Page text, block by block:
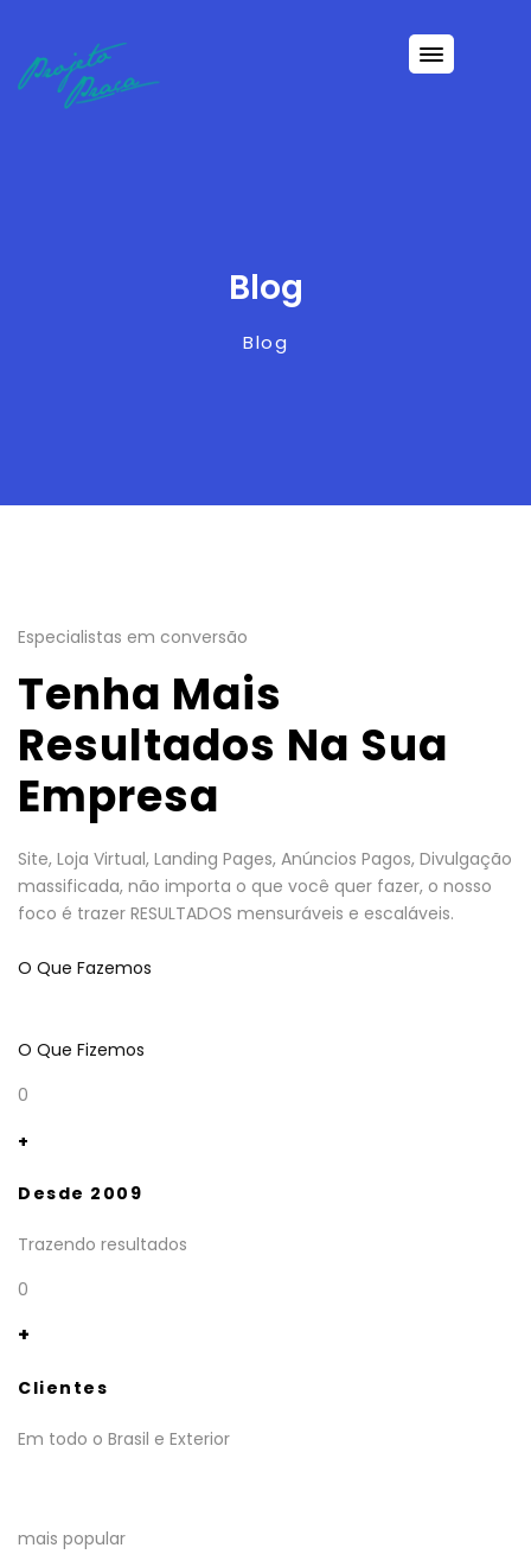
Blog
Blog
Especialistas em conversão
Tenha Mais
Resultados Na Sua
Empresa
Site, Loja Virtual, Landing Pages, Anúncios Pagos, Divulgação
massificada, não importa o que você quer fazer, o nosso
foco é trazer RESULTADOS mensuráveis e escaláveis.
O Que Fazemos
O Que Fizemos
0
+
Desde 2009
Trazendo resultados
0
+
Clientes
Em todo o Brasil e Exterior
mais popular